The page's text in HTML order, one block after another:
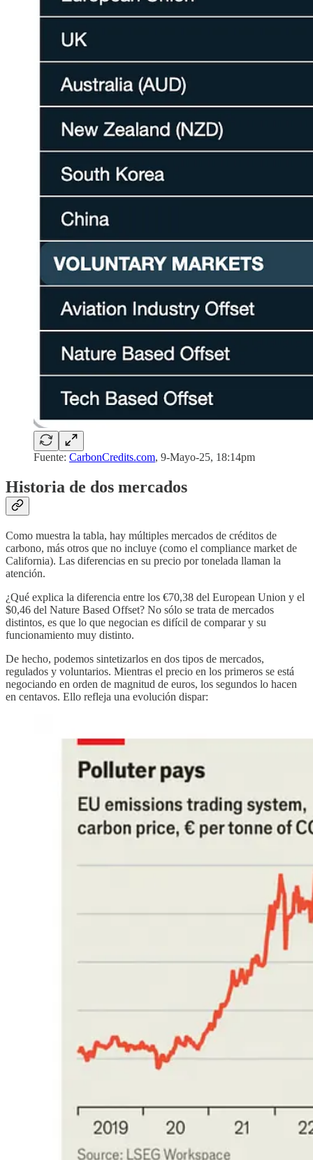
Fuente: CarbonCredits.com, 9-Mayo-25, 18:14pm
Historia de dos mercados
Como muestra la tabla, hay múltiples mercados de créditos de
carbono, más otros que no incluye (como el compliance market de
California). Las diferencias en su precio por tonelada llaman la
atención.
¿Qué explica la diferencia entre los €70,38 del European Union y el
$0,46 del Nature Based Offset? No sólo se trata de mercados
distintos, es que lo que negocian es difícil de comparar y su
funcionamiento muy distinto.
De hecho, podemos sintetizarlos en dos tipos de mercados,
regulados y voluntarios. Mientras el precio en los primeros se está
negociando en orden de magnitud de euros, los segundos lo hacen
en centavos. Ello refleja una evolución dispar: